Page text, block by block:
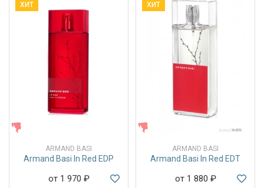
ХИТ
ARMAND BASI
Armand Basi In Red EDP
от 1 970 ₽
ХИТ
ARMAND BASI
Armand Basi In Red EDT
от 1 880 ₽